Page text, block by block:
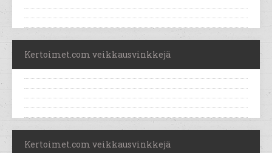
Kertoimet.com veikkausvinkkejä
Kertoimet.com veikkausvinkkejä